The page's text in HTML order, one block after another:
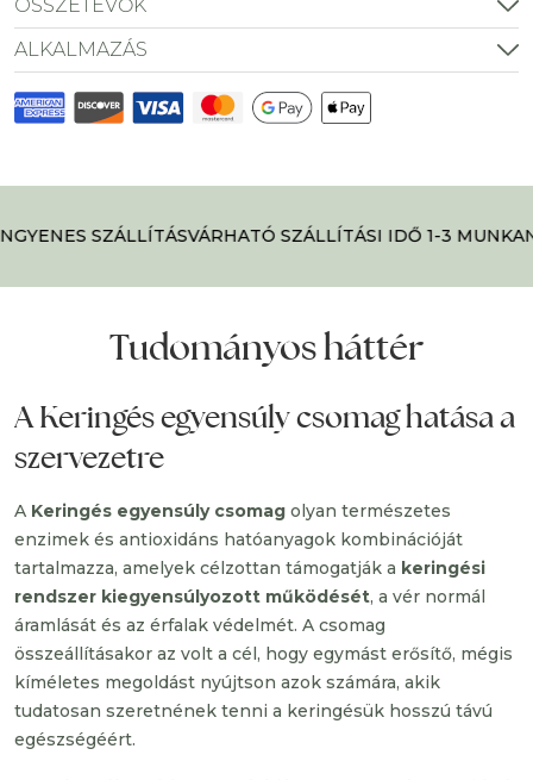
ÖSSZETEVŐK
ALKALMAZÁS
SZÁLLÍTÁSVÁRHATÓ SZÁLLÍTÁSI IDŐ 1-3
Tudományos háttér
A Keringés egyensúly csomag hatása a
szervezetre
A Keringés egyensúly csomag olyan természetes
enzimek és antioxidáns hatóanyagok kombinációját
tartalmazza, amelyek célzottan támogatják a keringési
rendszer kiegyensúlyozott működését, a vér normál
áramlását és az érfalak védelmét. A csomag
összeállításakor az volt a cél, hogy egymást erősítő, mégis
kíméletes megoldást nyújtson azok számára, akik
tudatosan szeretnének tenni a keringésük hosszú távú
egészségéért.